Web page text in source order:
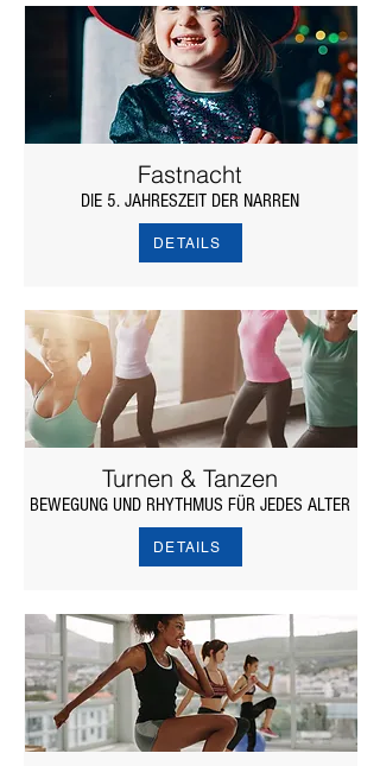
Fastnacht
DIE 5. JAHRESZEIT DER NARREN
DETAILS
Turnen & Tanzen
BEWEGUNG UND RHYTHMUS FÜR JEDES ALTER
DETAILS